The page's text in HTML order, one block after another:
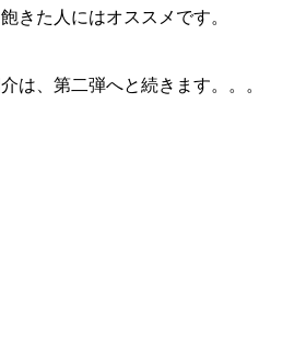
きた人にはオススメです。
は、第二弾へと続きます。。。